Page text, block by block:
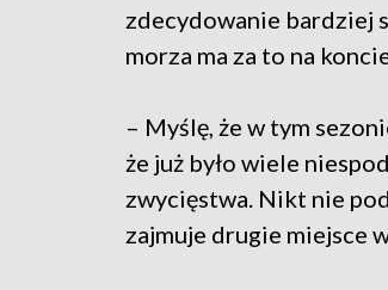
zdecydowanie bardziej
morza ma za to na
– Myślę, że w tym
że już było wiele
zwycięstwa. Nikt nie
zajmuje drugie miejsce